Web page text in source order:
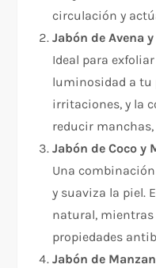
circulación y
Jabón de Avena
Ideal para
luminosidad a tu
irritaciones, y la
reducir
Jabón de Coco y
Una
y suaviza la piel.
natural,
propiedades
Jabón de